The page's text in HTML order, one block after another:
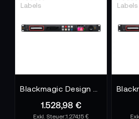
1.528,98 €
1.274,15 €